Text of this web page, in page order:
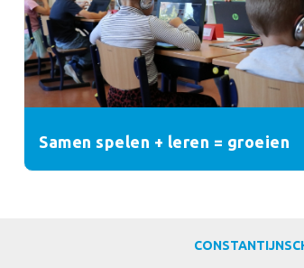
Samen spelen + leren = groeien